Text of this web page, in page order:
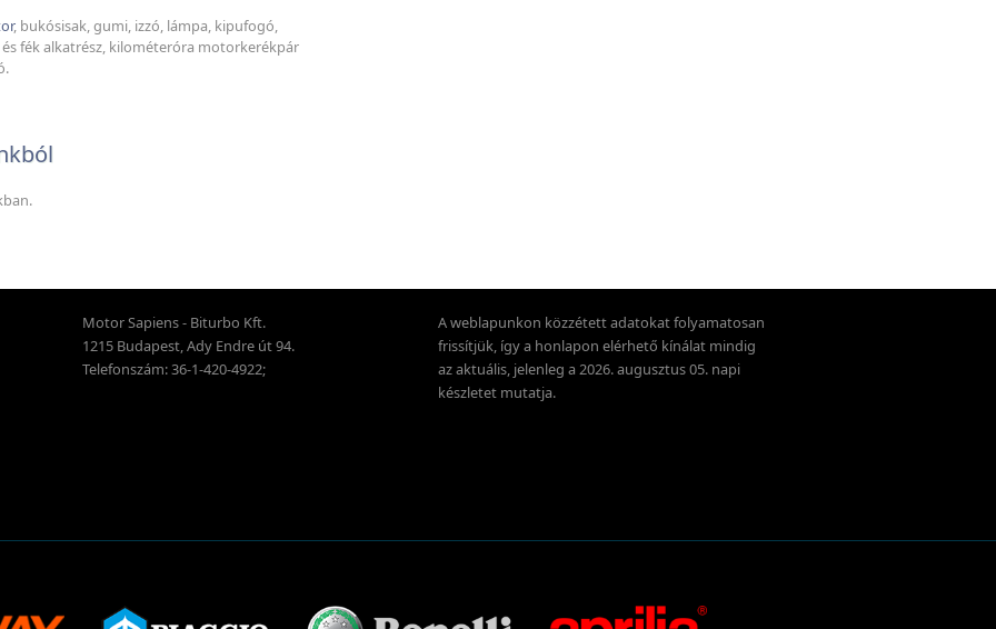
, bukósisak, gumi, izzó, lámpa, kipufogó,
fék alkatrész, kilométeróra motorkerékpár
Motor Sapiens - Biturbo Kft.
1215 Budapest, Ady Endre út 94.
Telefonszám: 36-1-420-4922;
A weblapunkon közzétett adatokat folyamatosan
frissítjük, így a honlapon elérhető kínálat mindig
az aktuális, jelenleg a 2026. augusztus 05. napi
készletet mutatja.